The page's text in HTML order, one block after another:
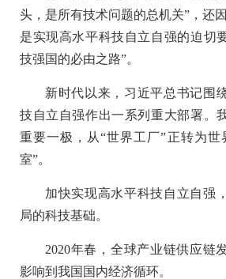
头，是所有技术问题的总机关”，还
是实现高水平科技自立自强的迫切
技强国的必由之路”。
新时代以来，习近平总书记围
技自立自强作出一系列重大部署。
重要一极，从“世界工厂”正转为世
室”。
加快实现高水平科技自立自强
局的科技基础。
2020年春，全球产业链供应链
影响到我国国内经济循环。